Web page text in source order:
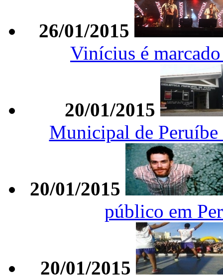
26/01/2015
Vinícius é
20/01/2015
Municipal de Peruíbe
20/01/2015
público em
20/01/2015